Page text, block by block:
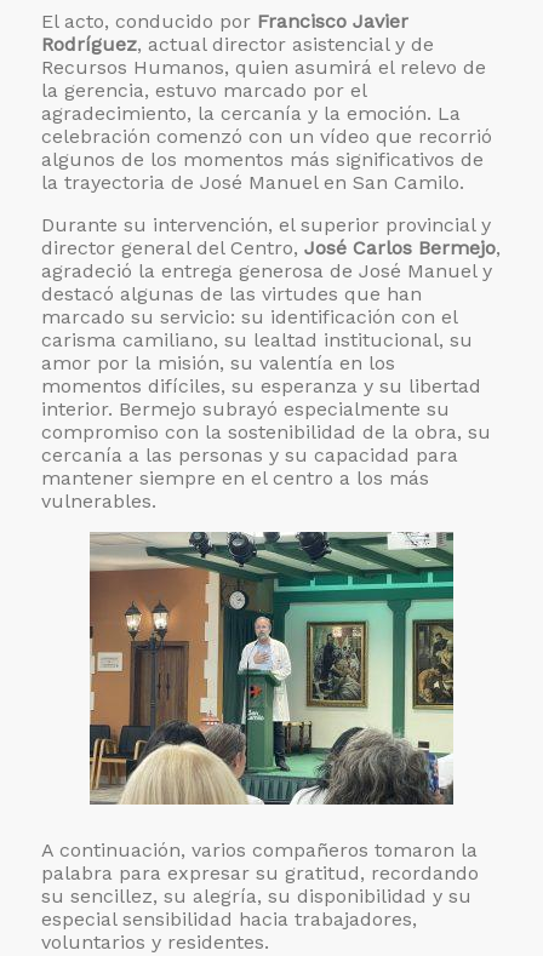
El acto, conducido por Francisco Javier
Rodríguez, actual director asistencial y de
Recursos Humanos, quien asumirá el relevo de
la gerencia, estuvo marcado por el
agradecimiento, la cercanía y la emoción. La
celebración comenzó con un vídeo que recorrió
algunos de los momentos más significativos de
la trayectoria de José Manuel en San Camilo.
Durante su intervención, el superior provincial y
director general del Centro,José Carlos Bermejo,
agradeció la entrega generosa de José Manuel y
destacó algunas de las virtudes que han
marcado su servicio: su identificación con el
carisma camiliano, su lealtad institucional, su
amor por la misión, su valentía en los
momentos difíciles, su esperanza y su libertad
interior. Bermejo subrayó especialmente su
compromiso con la sostenibilidad de la obra, su
cercanía a las personas y su capacidad para
mantener siempre en el centro a los más
vulnerables.
A continuación, varios compañeros tomaron la
palabra para expresar su gratitud, recordando
su sencillez, su alegría, su disponibilidad y su
especial sensibilidad hacia trabajadores,
voluntarios y residentes.